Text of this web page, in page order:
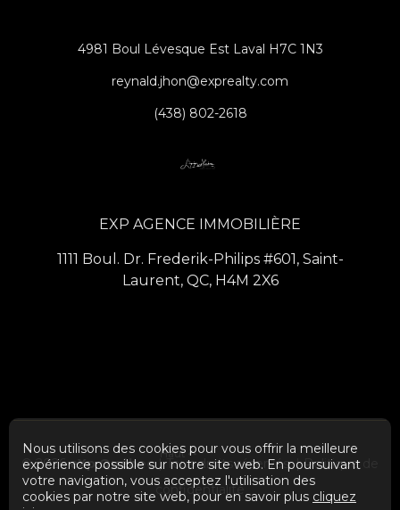
Nous utilisons des cookies pour vous offrir la meilleure
expérience possible sur notre site web. En poursuivant
votre navigation, vous acceptez l'utilisation des
cookies par notre site web, pour en savoir plus cliquez
4981 Boul Lévesque Est Laval H7C 1N3
reynald.jhon@exprealty.com
(438) 802-2618
EXP AGENCE IMMOBILIÈRE
1111 Boul. Dr. Frederik-Philips #601, Saint-
Laurent, QC, H4M 2X6
© 2026eXp Québec| Tous droits réservés. |Politique de
confidentialité
Haut